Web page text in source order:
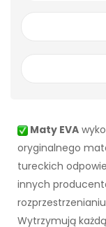
Maty EVA
oryginalnego
tureckich
innych
Wytrzymują